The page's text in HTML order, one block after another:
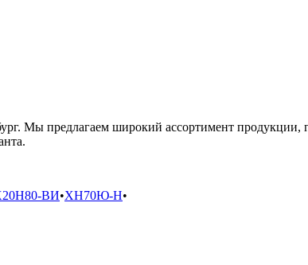
Мы предлагаем широкий ассортимент продукции,
ВИ•ХН70Ю-Н•